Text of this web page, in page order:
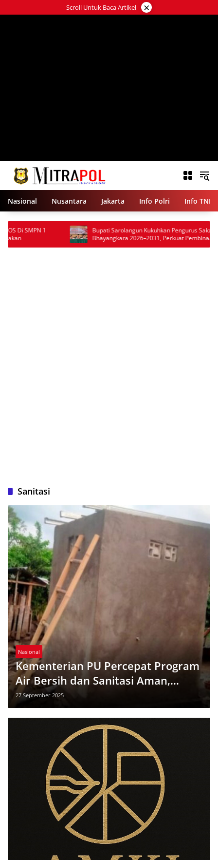
ke
Scroll Untuk Baca Artikel ×
Nasional Nusantara Jakarta Info Polri Info TNI
Bupati Sarolangun Kukuhkan Pengurus Saka
Bhayangkara 2026–2031, Perkuat Pembinaan
Karakter Generasi Muda
BPS Ungkap
Positif, Kemiskinan
Pengangguran
Sanitasi
Nasional
Kementerian PU Percepat Program
Air Bersih dan Sanitasi Aman,
Targetkan Ribuan Warga NTT
Terlayani 2025
27 September 2025